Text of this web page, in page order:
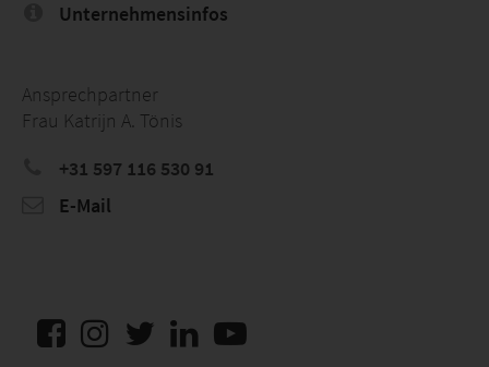
Unternehmensinfos
Ansprechpartner
Frau Katrijn A. Tönis
+31 597 116 530 91
E-Mail